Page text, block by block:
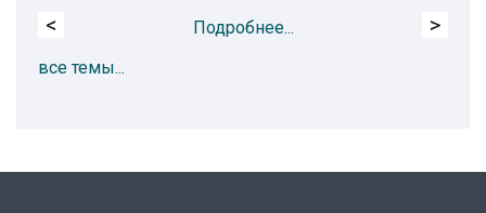
Подробнее...
< >
все темы...